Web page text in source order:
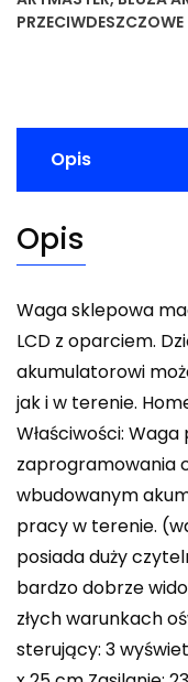
PRZECIWDESZCZOWE
Opis
Opis
Waga sklepowa
LCD z oparciem.
akumulatorowi
jak i w terenie.
Właściwości:
zaprogramowania
wbudowanym
pracy w terenie.
posiada duży
bardzo dobrze
złych warunkach
sterujący: 3